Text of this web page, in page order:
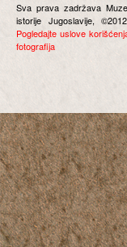
Sva prava zadržava
istorije Jugoslavije,
Pogledajte uslove
fotografija